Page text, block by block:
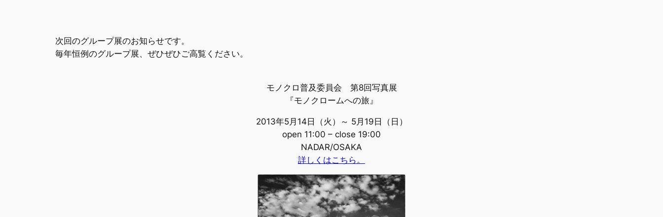
次回のグループ展のお知らせです。
毎年恒例のグループ展、ぜひぜひご高覧ください。
モノクロ普及委員会 第8回写真展
『モノクロームへの旅』
2013年5月14日（火）～ 5月19日（日）
open 11:00 – close 19:00
NADAR/OSAKA
詳しくはこちら。